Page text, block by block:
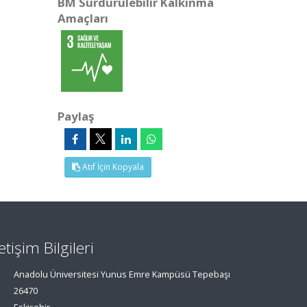
Amaçları
Paylaş
Atıf İçin Kopyala
Bilgileri
Anadolu Üniversitesi Yunus Emre Kampüsü Tepebaşı
26470